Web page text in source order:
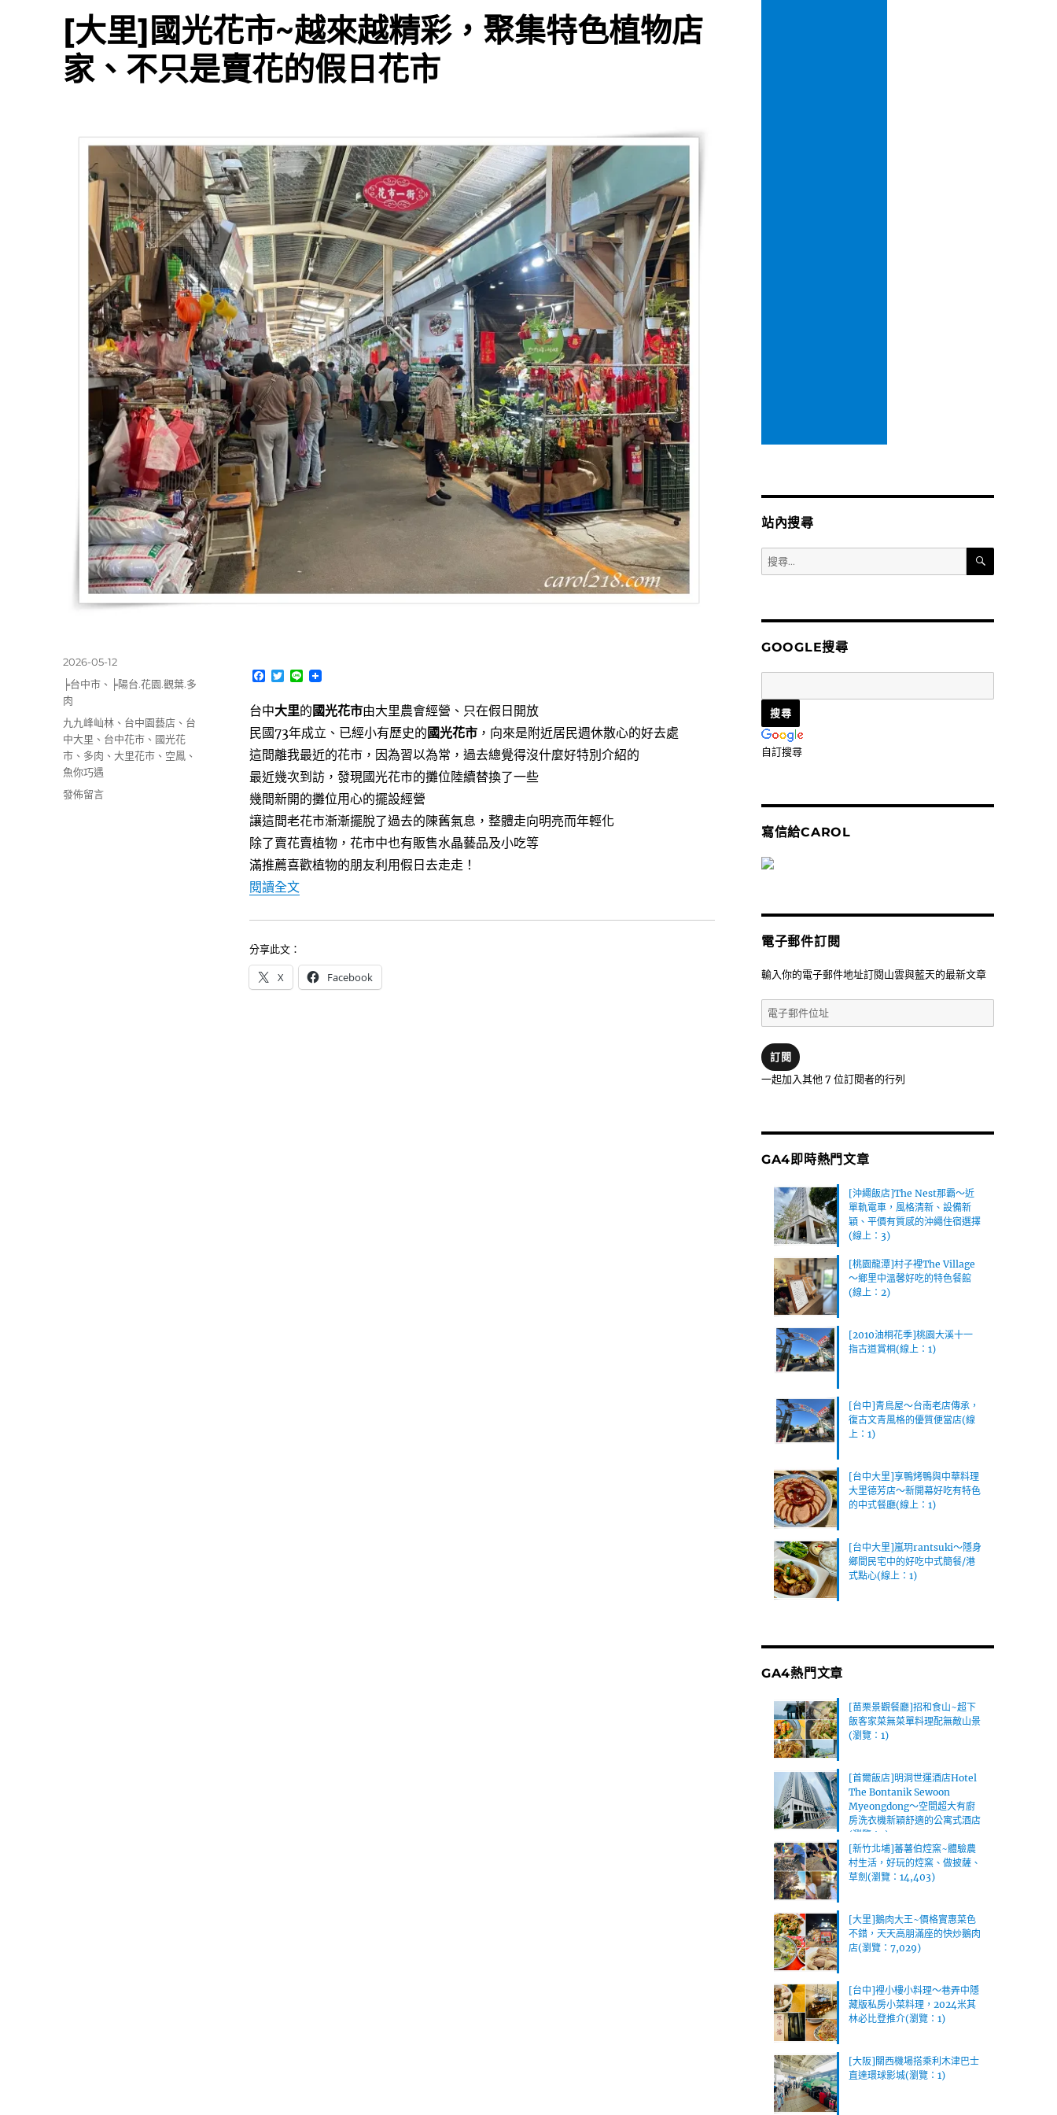
[大里]國光花市~越來越精彩，聚集特色植物店
家、不只是賣花的假日花市
F
c
e
b
o
o
k
T
t
t
e
r
L
n
e
台中大里的國光花市由大里農會經營、只在假日開放
民國73年成立、已經小有歷史的國光花市，向來是附近居民週休散心的好去處
這間離我最近的花市，因為習以為常，過去總覺得沒什麼好特別介紹的
最近幾次到訪，發現國光花市的攤位陸續替換了一些
幾間新開的攤位用心的擺設經營
讓這間老花市漸漸擺脫了過去的陳舊氣息，整體走向明亮而年輕化
除了賣花賣植物，花市中也有販售水晶藝品及小吃等
滿推薦喜歡植物的朋友利用假日去走走！
閱讀全文〈[大里]國光花市~越來越精彩，聚集特色植物店家、不只是賣花的假日花市〉
分享此文：
X Facebook
發
佈
日
2026-05-12
分
類
╞台中市 、
╞陽台.花園.觀葉.多
肉
標
籤
九九峰屾林 、 台中園藝店 、 台
中大里 、 台中花市 、 國光花
市 、 多肉 、大里花市 、 空鳳 、
魚你巧遇
在
發佈留言
站內搜尋
搜
尋
字:
搜
GOOGLE搜尋
自訂搜尋
寫信給CAROL
電子郵件訂閱
輸入你的電子郵件地址訂閱山雲與藍天的最新文章
電
子
件
位
訂閱
一起加入其他 7 位訂閱者的行列
GA4即時熱門文章
[沖繩飯店]The Nest那霸～近
單軌電車，風格清新、設備新
穎、平價有質感的沖繩住宿選擇
(線上：3)
[桃園龍潭]村子裡The Village
～鄉里中溫馨好吃的特色餐館
(線上：2)
[2010油桐花季]桃園大溪十一
指古道賞桐(線上：1)
[台中]青鳥屋～台南老店傳承，
復古文青風格的優質便當店(線
上：1)
[台中大里]享鴨烤鴨與中華料理
大里德芳店～新開幕好吃有特色
的中式餐廳(線上：1)
[台中大里]嵐玥rantsuki～隱身
鄉間民宅中的好吃中式簡餐/港
式點心(線上：1)
GA4熱門文章
[苗栗景觀餐廳]招和食山~超下
飯客家菜無菜單料理配無敵山景
(瀏覽：1)
[首爾飯店]明洞世運酒店Hotel
The Bontanik Sewoon
Myeongdong～空間超大有廚
房洗衣機新穎舒適的公寓式酒店
(瀏覽：1)
[新竹北埔]蕃薯伯焢窯~體驗農
村生活，好玩的焢窯、做披薩、
草劍(瀏覽：14,403)
[大里]鵝肉大王~價格實惠菜色
不錯，天天高朋滿座的快炒鵝肉
店(瀏覽：7,029)
[台中]裡小樓小料理～巷弄中隱
藏版私房小菜料理，2024米其
林必比登推介(瀏覽：1)
[大阪]關西機場搭乘利木津巴士
直達環球影城(瀏覽：1)